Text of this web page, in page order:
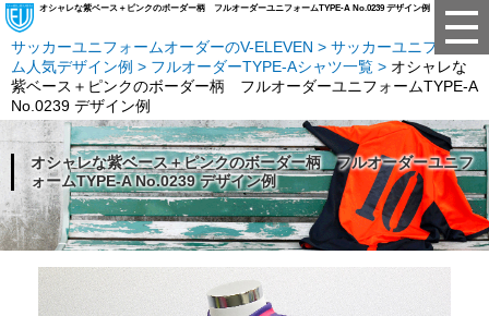
オシャレな紫ベース＋ピンクのボーダー柄 フルオーダーユニフォームTYPE-A No.0239 デザイン例
サッカーユニフォームオーダーのV-ELEVEN
サッカーユニフォー
ム人気デザイン例
フルオーダーTYPE-Aシャツ一覧
オシャレな
紫ベース＋ピンクのボーダー柄 フルオーダーユニフォームTYPE-A
No.0239 デザイン例
オシャレな紫ベース＋ピンクのボーダー柄 フルオーダーユニフ
ォームTYPE-A No.0239 デザイン例